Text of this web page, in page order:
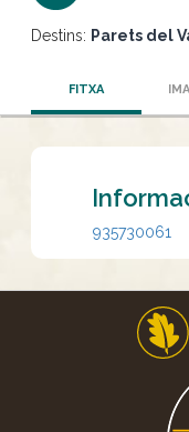
Destins: Parets del
FITXA
935730061